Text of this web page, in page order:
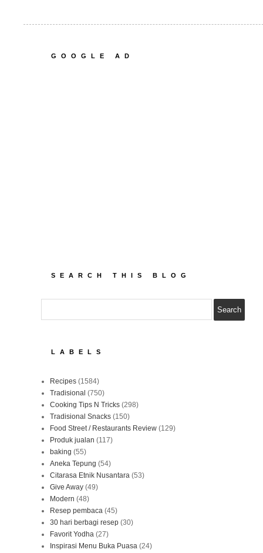
GOOGLE AD
SEARCH THIS BLOG
LABELS
Recipes (1584)
Tradisional (750)
Cooking Tips N Tricks (298)
Tradisional Snacks (150)
Food Street / Restaurants Review (129)
Produk jualan (117)
baking (55)
Aneka Tepung (54)
Citarasa Etnik Nusantara (53)
Give Away (49)
Modern (48)
Resep pembaca (45)
30 hari berbagi resep (30)
Favorit Yodha (27)
Inspirasi Menu Buka Puasa (24)